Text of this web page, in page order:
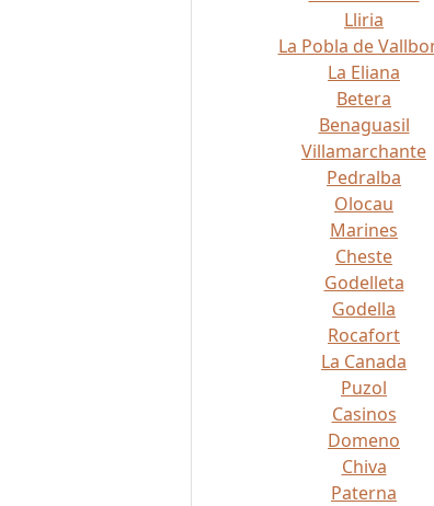
Lliria
La Pobla de
La Eliana
Betera
Benaguasil
Villamarchante
Pedralba
Olocau
Marines
Cheste
Godelleta
Godella
Rocafort
La Canada
Puzol
Casinos
Domeno
Chiva
Paterna